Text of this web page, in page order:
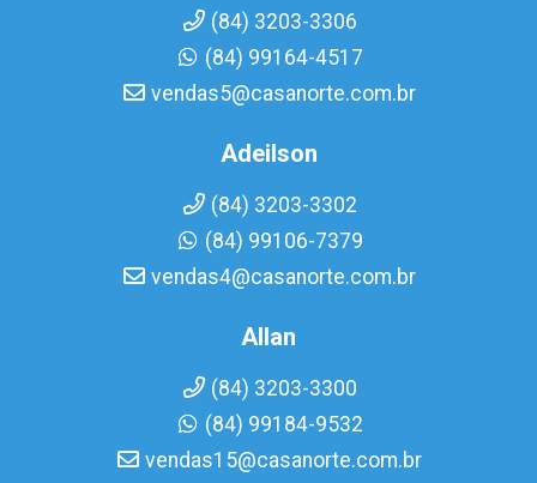
(84) 3203-3306
(84) 99164-4517
vendas5@casanorte.com.br
Adeilson
(84) 3203-3302
(84) 99106-7379
vendas4@casanorte.com.br
Allan
(84) 3203-3300
(84) 99184-9532
vendas15@casanorte.com.br